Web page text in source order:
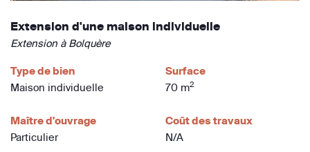
Extension d'une maison individuelle
Extension à Bolquère
Type de bien
Maison individuelle
Surface
70 m2
Maître d'ouvrage
Particulier
Coût des travaux
N/A